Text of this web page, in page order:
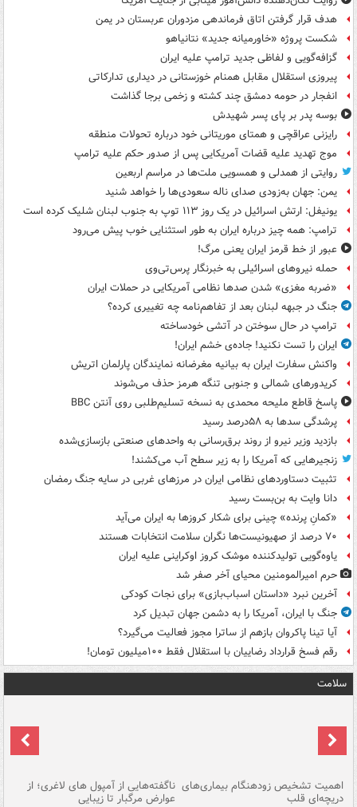
هدف قرار گرفتن اتاق‌ فرماندهی مزدوران عربستان در یمن
شکست پروژه «خاورمیانه جدید» نتانیاهو
گزافه‌گویی و لفاظی جدید ترامپ علیه ایران
پیروزی استقلال مقابل همنام خوزستانی در دیداری تدارکاتی
انفجار در حومه دمشق چند کشته و زخمی برجا گذاشت
بوسه‌ پدر بر پای پسر شهیدش
رایزنی عراقچی و همتای موریتانی خود درباره تحولات منطقه
موج تهدید علیه قضات آمریکایی پس از صدور حکم علیه ترامپ
روایتی از همدلی و همسویی ملت‌ها در مراسم اربعین
یمن: جهان به‌زودی صدای ناله سعودی‌ها را خواهد شنید
یونیفل: ارتش اسرائیل در یک روز ۱۱۳ توپ به جنوب لبنان شلیک کرده است
ترامپ: همه چیز درباره ایران به طور استثنایی خوب پیش می‌رود
عبور از خط قرمز ایران یعنی مرگ!
حمله نیروهای اسرائیلی به خبرنگار پرس‌تی‌وی
«ضربه مغزی» شدن صدها نظامی آمریکایی در حملات ایران
جنگ در جبهه لبنان بعد از تفاهم‌نامه چه تغییری کرده؟
ترامپ در حال سوختن در آتشی خودساخته
ایران را تست نکنید! جاده‌ی خشم ایران!
واکنش سفارت ایران به بیانیه مغرضانه نمایندگان پارلمان اتریش
کریدورهای شمالی و جنوبی تنگه هرمز حذف می‌شوند
پاسخ قاطع ملیحه محمدی به نسخه تسلیم‌طلبی روی آنتن BBC
پرشدگی سدها به ۵۸درصد رسید
بازدید وزیر نیرو از روند برق‌رسانی به واحدهای صنعتی بازسازی‌شده
زنجیرهایی که آمریکا را به زیر سطح آب می‌کشند!
تثبیت دستاوردهای نظامی ایران در مرزهای غربی در سایه جنگ رمضان
دانا وایت به بن‌بست رسید
«کمانِ پرنده» چینی برای شکار کروزها به ایران می‌آید
۷۰ درصد از صهیونیست‌ها نگران سلامت انتخابات هستند
یاوه‌گویی تولیدکننده موشک کروز اوکراینی علیه ایران
حرم امیرالمومنین محیای آخر صفر شد
آخرین نبرد «داستان اسباب‌بازی» برای نجات کودکی
جنگ با ایران، آمریکا را به دشمن جهان تبدیل کرد
آیا تینا پاکروان بازهم از ساترا مجوز فعالیت می‌گیرد؟
رقم فسخ قرارداد رضاییان با استقلال فقط ۱۰۰میلیون تومان!
سلامت
اهمیت تشخیص زودهنگام بیماری‌های
دریچه‌ای قلب
ناگفته‌هایی از آمپول های لاغری؛ از
عوارض مرگبار تا زیبایی